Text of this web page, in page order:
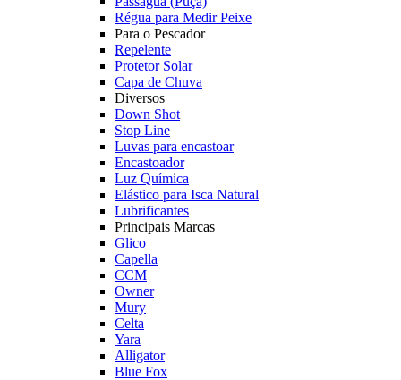
Régua para Medir Peixe
Para o Pescador
Repelente
Protetor Solar
Capa de Chuva
Diversos
Down Shot
Stop Line
Luvas para encastoar
Encastoador
Luz Química
Elástico para Isca Natural
Lubrificantes
Principais Marcas
Glico
Capella
CCM
Owner
Mury
Celta
Yara
Alligator
Blue Fox